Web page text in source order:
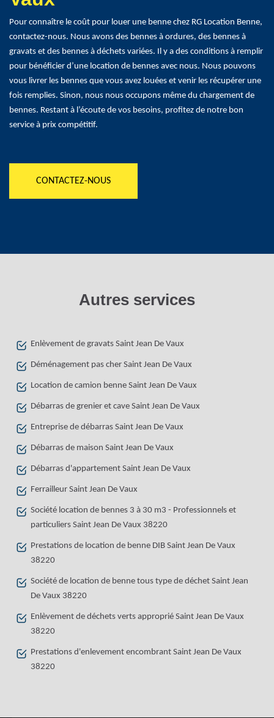
Pour connaître le coût pour louer une benne chez RG Location Benne,
contactez-nous. Nous avons des bennes à ordures, des bennes à
gravats et des bennes à déchets variées. Il y a des conditions à remplir
pour bénéficier d’une location de bennes avec nous. Nous pouvons
vous livrer les bennes que vous avez louées et venir les récupérer une
fois remplies. Sinon, nous nous occupons même du chargement de
bennes. Restant à l’écoute de vos besoins, profitez de notre bon
service à prix compétitif.
CONTACTEZ-NOUS
Autres services
Enlèvement de gravats Saint Jean De Vaux
Déménagement pas cher Saint Jean De Vaux
Location de camion benne Saint Jean De Vaux
Débarras de grenier et cave Saint Jean De Vaux
Entreprise de débarras Saint Jean De Vaux
Débarras de maison Saint Jean De Vaux
Débarras d'appartement Saint Jean De Vaux
Ferrailleur Saint Jean De Vaux
Société location de bennes 3 à 30 m3 - Professionnels et
particuliers Saint Jean De Vaux 38220
Prestations de location de benne DIB Saint Jean De Vaux
38220
Société de location de benne tous type de déchet Saint Jean
De Vaux 38220
Enlèvement de déchets verts approprié Saint Jean De Vaux
38220
Prestations d'enlevement encombrant Saint Jean De Vaux
38220